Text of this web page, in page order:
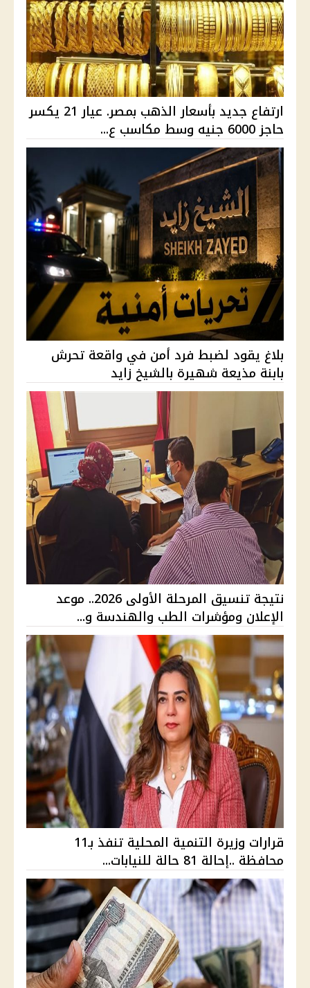
ارتفاع جديد بأسعار الذهب بمصر. عيار 21 يكسر
حاجز 6000 جنيه وسط مكاسب ع...
بلاغ يقود لضبط فرد أمن في واقعة تحرش
بابنة مذيعة شهيرة بالشيخ زايد
نتيجة تنسيق المرحلة الأولى 2026.. موعد
الإعلان ومؤشرات الطب والهندسة و...
قرارات وزيرة التنمية المحلية تنفذ بـ11
محافظة ..إحالة 81 حالة للنيابات...